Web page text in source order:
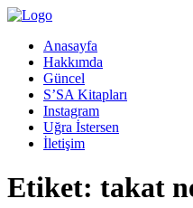
Anasayfa
Hakkımda
Güncel
S’SA Kitapları
Instagram
Uğra İstersen
İletişim
Etiket: takat